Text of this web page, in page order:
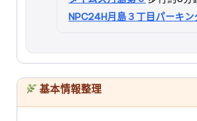
NPC24H月島３丁目パーキン
基本情報整理